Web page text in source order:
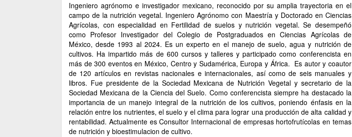
Ingeniero agrónomo e investigador mexicano, reconocido por su amplia trayectoria en el
campo de la nutrición vegetal. Ingeniero Agrónomo con Maestría y Doctorado en Ciencias
Agrícolas, con especialidad en Fertilidad de suelos y nutrición vegetal. Se desempeñó
como Profesor Investigador del Colegio de Postgraduados en Ciencias Agrícolas de
México, desde 1993 al 2024. Es un experto en el manejo de suelo, agua y nutrición de
cultivos. Ha impartido más de 600 cursos y talleres y participado como conferencista en
más de 300 eventos en México, Centro y Sudamérica, Europa y África. Es autor y coautor
de 120 artículos en revistas nacionales e internacionales, así como de seis manuales y
libros. Fue presidente de la Sociedad Mexicana de Nutrición Vegetal y secretario de la
Sociedad Mexicana de la Ciencia del Suelo. Como conferencista siempre ha destacado la
importancia de un manejo integral de la nutrición de los cultivos, poniendo énfasis en la
relación entre los nutrientes, el suelo y el clima para lograr una producción de alta calidad y
rentabilidad. Actualmente es Consultor Internacional de empresas hortofrutícolas en temas
de nutrición y bioestimulacion de cultivo.